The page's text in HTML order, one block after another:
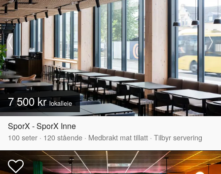
7 500 krlokalleie
SporX - SporX Inne
100seter · 120stående · Medbrakt mat tillatt · Tilbyr servering